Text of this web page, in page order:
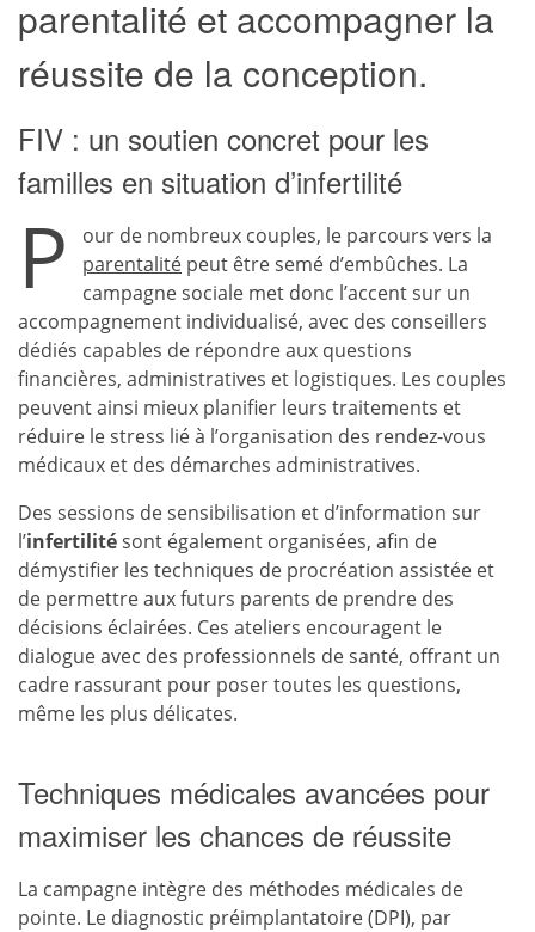
parentalité et accompagner la
réussite de la conception.
FIV : un soutien concret pour les
familles en situation d’infertilité
P
our de nombreux couples, le parcours vers la
parentalité peut être semé d’embûches. La
campagne sociale met donc l’accent sur un
accompagnement individualisé, avec des conseillers
dédiés capables de répondre aux questions
financières, administratives et logistiques. Les couples
peuvent ainsi mieux planifier leurs traitements et
réduire le stress lié à l’organisation des rendez-vous
médicaux et des démarches administratives.
Des sessions de sensibilisation et d’information sur
l’infertilitésont également organisées, afin de
démystifier les techniques de procréation assistée et
de permettre aux futurs parents de prendre des
décisions éclairées. Ces ateliers encouragent le
dialogue avec des professionnels de santé, offrant un
cadre rassurant pour poser toutes les questions,
même les plus délicates.
Techniques médicales avancées pour
maximiser les chances de réussite
La campagne intègre des méthodes médicales de
pointe. Le diagnostic préimplantatoire (DPI), par